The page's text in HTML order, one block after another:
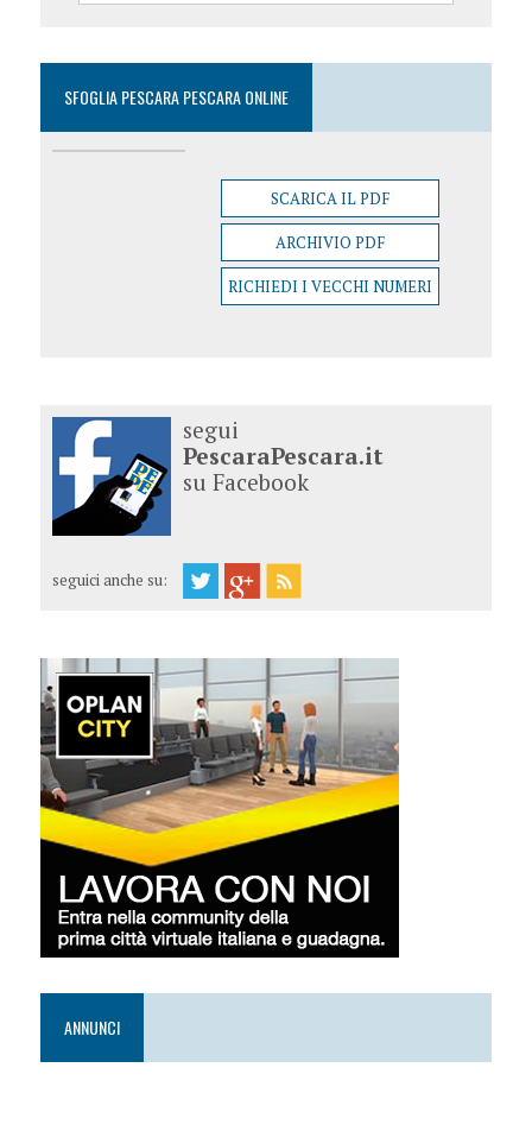
SFOGLIA PESCARA PESCARA ONLINE
SCARICA IL PDF
ARCHIVIO PDF
RICHIEDI I VECCHI NUMERI
segui
PescaraPescara.it
su Facebook
seguici anche su:
ANNUNCI